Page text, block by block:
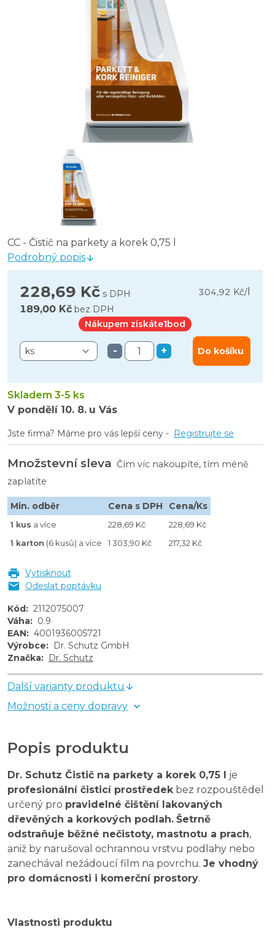
CC - Čistič na parkety a korek 0,75 l
Podrobný popis
228,69 Kč s DPH 304,92 Kč/
189,00 Kč bez DPH
Nákupem získáte1bod
- + Do košíku
Skladem 3-5 ks
V pondělí 10. 8. u Vás
Jste firma? Máme pro vás lepší ceny - Registrujte se
Množstevní sleva Čím víc nakoupíte, tím méně
zaplatíte
Min. odběr Cena s DPH Cena/Ks
1 kus a více 228,69 Kč
228,69 Kč
1 karton (6 kusů) a více 1 303,90 Kč 217,32 Kč
Vytisknout
Odeslat poptávku
Kód: 2112075007
Váha: 0.9
EAN: 4001936005721
Výrobce: Dr. Schutz GmbH
Značka: Dr. Schutz
Další varianty produktu
Možnosti a ceny dopravy
Popis produktu
Dr. Schutz Čistič na parkety a korek 0,75 l je
profesionální čisticí prostředek bez rozpouštědel
určený pro pravidelné čištění lakovaných
dřevěných a korkových podlah. Šetrně
odstraňuje běžné nečistoty, mastnotu a prach,
aniž by narušoval ochrannou vrstvu podlahy nebo
zanechával nežádoucí film na povrchu. Je vhodný
pro domácnosti i komerční prostory.
Vlastnosti produktu